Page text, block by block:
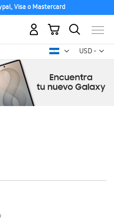
Visa o Mastercard
USD -
dólar
Mi carrito